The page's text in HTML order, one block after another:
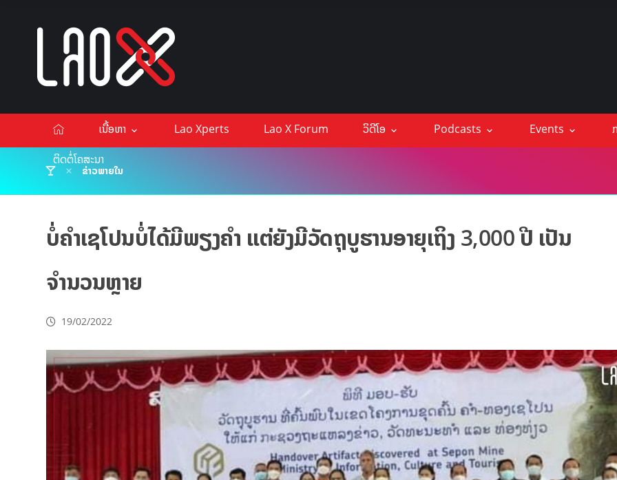
ເນື້ອຫາ Lao Xperts Lao X Forum ວິດີໂອ Podcasts Events
ຕິດຕໍ່ໂຄສະນາ
ຂ່າວພາຍໃນ
ບໍ່ຄຳເຊໂປນບໍ່ໄດ້ມີພຽງຄຳ ແຕ່ຍັງມີວັດຖຸບູຮານອາຍຸເຖິງ 3,000 ປີ ເປັນ
ຈຳນວນຫຼາຍ
19/02/2022